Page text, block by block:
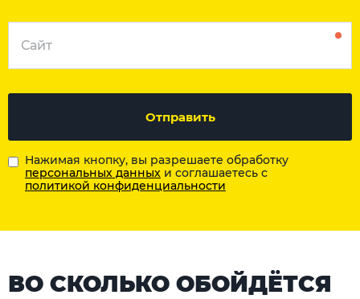
Отправить
Нажимая кнопку, вы разрешаете обработку
персональных данных и соглашаетесь с
политикой конфиденциальности
ВО СКОЛЬКО ОБОЙДЁТСЯ